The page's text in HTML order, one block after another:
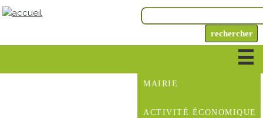
MAIRIE
ACTIVITÉ ÉCONOMIQUE